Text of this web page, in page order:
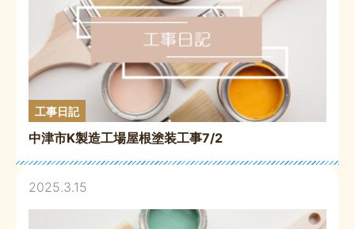
工事日記
中津市K製造工場屋根塗装工事7/2
2025.3.15